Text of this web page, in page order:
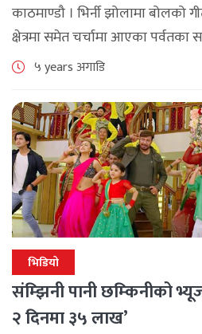
काठमाण्डौ । भिर्नी झोलामा बोलको
क्षेत्रमा समेत चर्चामा आएका पर्वतका
नयाँ गीत `कि विर्सिन लाउर´ भर्खर
५ years अगाडि
भिडियो
संम्झिनी पानी छम्किनीको
२ दिनमा ३५ लाख’